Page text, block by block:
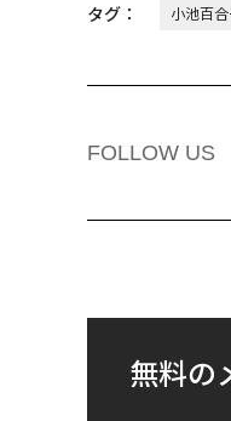
タグ： 小池百
FOLLOW US
無料の